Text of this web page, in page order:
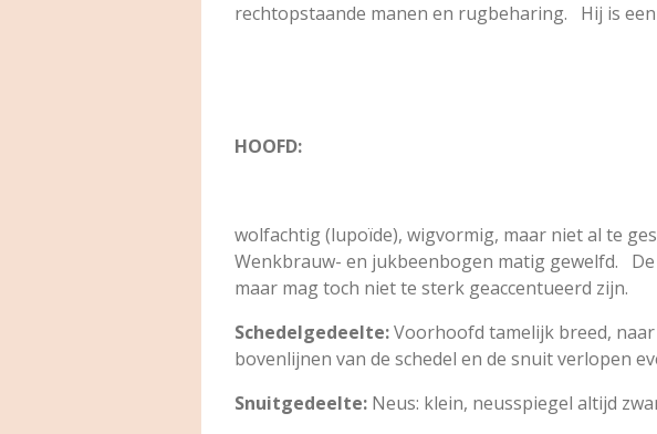
rechtopstaande manen en rugbeharing. Hij is
HOOFD:
wolfachtig (lupoïde), wigvormig, maar niet al te
Wenkbrauw- en jukbeenbogen matig gewelfd.
maar mag toch niet te sterk geaccentueerd zijn.
Schedelgedeelte:Voorhoofd tamelijk breed,
bovenlijnen van de schedel en de snuit verlopen
Snuitgedeelte: Neus: klein, neusspiegel altijd